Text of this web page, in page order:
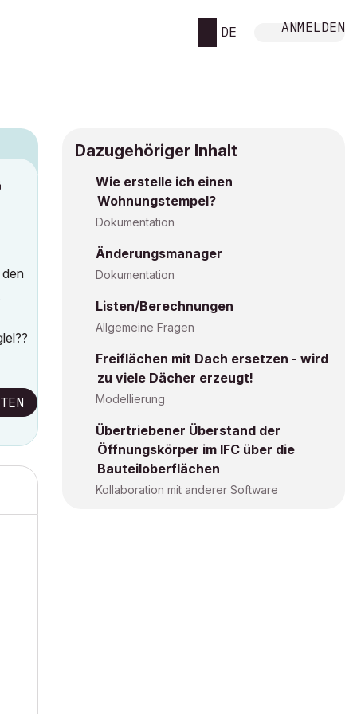
DE ANMELDEN
Dazugehöriger Inhalt
Wie erstelle ich einen
Wohnungstempel?
Dokumentation
Änderungsmanager
Dokumentation
Listen/Berechnungen
Allgemeine Fragen
Freiflächen mit Dach ersetzen - wird
zu viele Dächer erzeugt!
Modellierung
Übertriebener Überstand der
Öffnungskörper im IFC über die
Bauteiloberflächen
Kollaboration mit anderer Software